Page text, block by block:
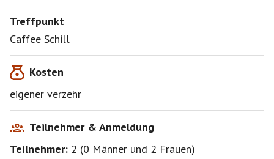
Treffpunkt
Caffee Schill
Kosten
eigener verzehr
Teilnehmer & Anmeldung
Teilnehmer: 2 (0 Männer und 2 Frauen)